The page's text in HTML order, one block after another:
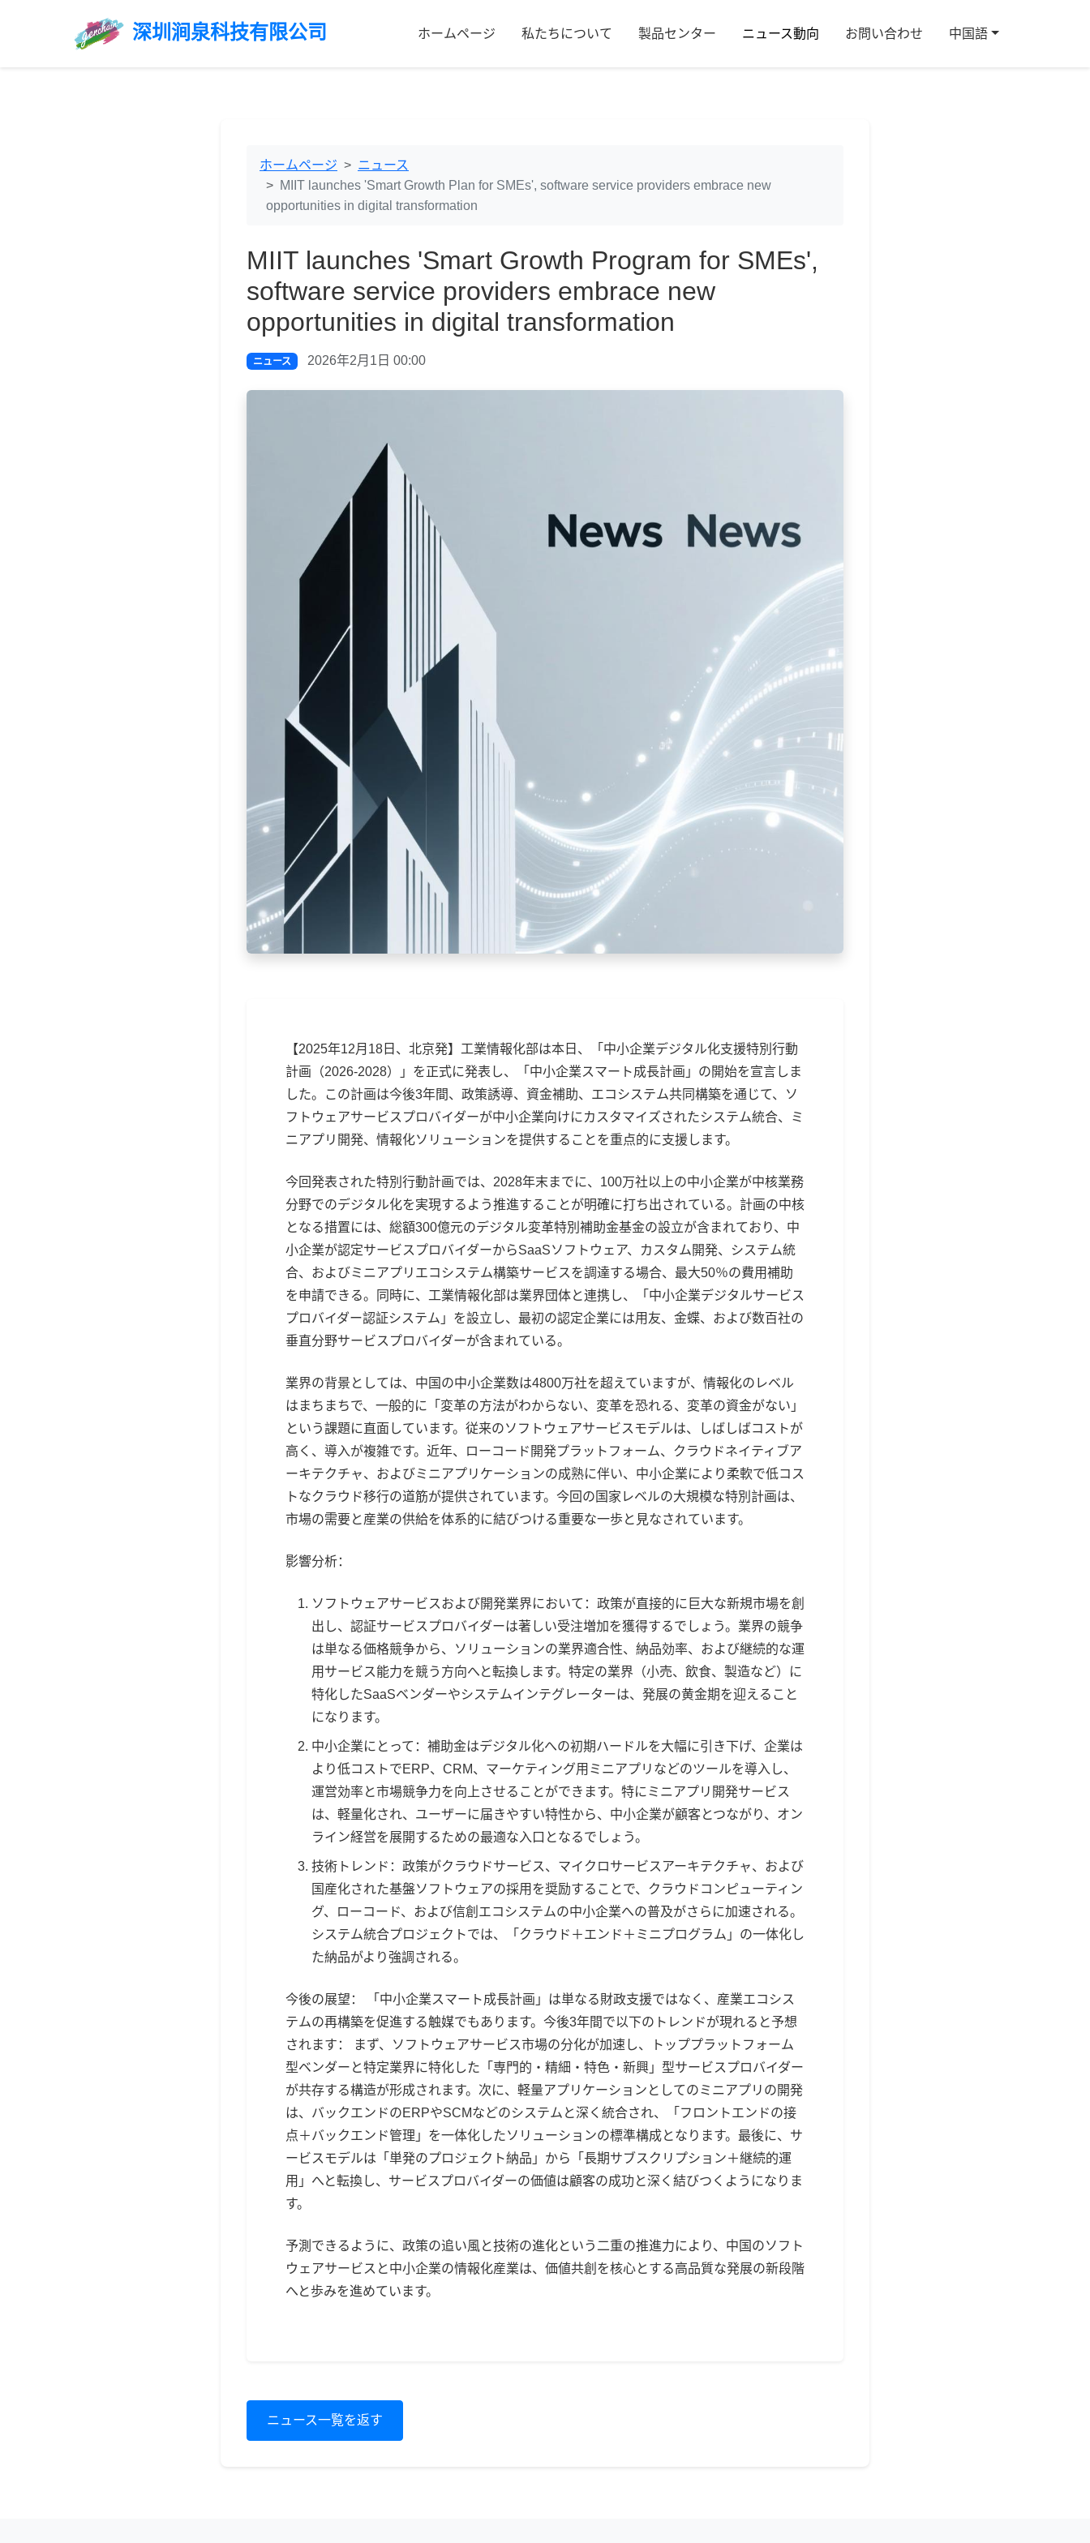
深圳涧泉科技有限公司 ホームページ 私たちについて 製品センター ニュース動向 お問い合わせ 中国語
ホームページ
ニュース
MIIT launches 'Smart Growth Plan for SMEs', software service providers embrace new
opportunities in digital transformation
MIIT launches 'Smart Growth Program for SMEs',
software service providers embrace new
opportunities in digital transformation
ニュース 2026年2月1日 00:00
【2025年12月18日、北京発】工業情報化部は本日、「中小企業デジタル化支援特別行動
計画（2026-2028）」を正式に発表し、「中小企業スマート成長計画」の開始を宣言しま
した。この計画は今後3年間、政策誘導、資金補助、エコシステム共同構築を通じて、ソ
フトウェアサービスプロバイダーが中小企業向けにカスタマイズされたシステム統合、ミ
ニアプリ開発、情報化ソリューションを提供することを重点的に支援します。
今回発表された特別行動計画では、2028年末までに、100万社以上の中小企業が中核業務
分野でのデジタル化を実現するよう推進することが明確に打ち出されている。計画の中核
となる措置には、総額300億元のデジタル変革特別補助金基金の設立が含まれており、中
小企業が認定サービスプロバイダーからSaaSソフトウェア、カスタム開発、システム統
合、およびミニアプリエコシステム構築サービスを調達する場合、最大50％の費用補助
を申請できる。同時に、工業情報化部は業界団体と連携し、「中小企業デジタルサービス
プロバイダー認証システム」を設立し、最初の認定企業には用友、金蝶、および数百社の
垂直分野サービスプロバイダーが含まれている。
業界の背景としては、中国の中小企業数は4800万社を超えていますが、情報化のレベル
はまちまちで、一般的に「変革の方法がわからない、変革を恐れる、変革の資金がない」
という課題に直面しています。従来のソフトウェアサービスモデルは、しばしばコストが
高く、導入が複雑です。近年、ローコード開発プラットフォーム、クラウドネイティブア
ーキテクチャ、およびミニアプリケーションの成熟に伴い、中小企業により柔軟で低コス
トなクラウド移行の道筋が提供されています。今回の国家レベルの大規模な特別計画は、
市場の需要と産業の供給を体系的に結びつける重要な一歩と見なされています。
影響分析：
ソフトウェアサービスおよび開発業界において：政策が直接的に巨大な新規市場を創
出し、認証サービスプロバイダーは著しい受注増加を獲得するでしょう。業界の競争
は単なる価格競争から、ソリューションの業界適合性、納品効率、および継続的な運
用サービス能力を競う方向へと転換します。特定の業界（小売、飲食、製造など）に
特化したSaaSベンダーやシステムインテグレーターは、発展の黄金期を迎えること
になります。
中小企業にとって：補助金はデジタル化への初期ハードルを大幅に引き下げ、企業は
より低コストでERP、CRM、マーケティング用ミニアプリなどのツールを導入し、
運営効率と市場競争力を向上させることができます。特にミニアプリ開発サービス
は、軽量化され、ユーザーに届きやすい特性から、中小企業が顧客とつながり、オン
ライン経営を展開するための最適な入口となるでしょう。
技術トレンド：政策がクラウドサービス、マイクロサービスアーキテクチャ、および
国産化された基盤ソフトウェアの採用を奨励することで、クラウドコンピューティン
グ、ローコード、および信創エコシステムの中小企業への普及がさらに加速される。
システム統合プロジェクトでは、「クラウド＋エンド＋ミニプログラム」の一体化し
た納品がより強調される。
今後の展望： 「中小企業スマート成長計画」は単なる財政支援ではなく、産業エコシス
テムの再構築を促進する触媒でもあります。今後3年間で以下のトレンドが現れると予想
されます： まず、ソフトウェアサービス市場の分化が加速し、トッププラットフォーム
型ベンダーと特定業界に特化した「専門的・精細・特色・新興」型サービスプロバイダー
が共存する構造が形成されます。次に、軽量アプリケーションとしてのミニアプリの開発
は、バックエンドのERPやSCMなどのシステムと深く統合され、「フロントエンドの接
点＋バックエンド管理」を一体化したソリューションの標準構成となります。最後に、サ
ービスモデルは「単発のプロジェクト納品」から「長期サブスクリプション＋継続的運
用」へと転換し、サービスプロバイダーの価値は顧客の成功と深く結びつくようになりま
す。
予測できるように、政策の追い風と技術の進化という二重の推進力により、中国のソフト
ウェアサービスと中小企業の情報化産業は、価値共創を核心とする高品質な発展の新段階
へと歩みを進めています。
ニュース一覧を返す